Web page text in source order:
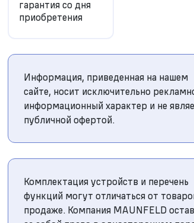
гарантия со дня
приобретения
Информация, приведенная на нашем
сайте, носит исключительно
информационный характер и не
публичной офертой.
Комплектация устройств и перечень
функций могут отличаться от
продаже. Компания MAUNFELD